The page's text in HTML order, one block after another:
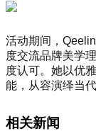
活动期间，
度交流品牌美学
度认可。她以优
能，从容演绎当
相关新闻